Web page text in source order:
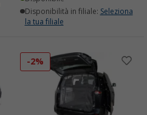
Disponibilità in filiale: Seleziona
la tua filiale
-2%